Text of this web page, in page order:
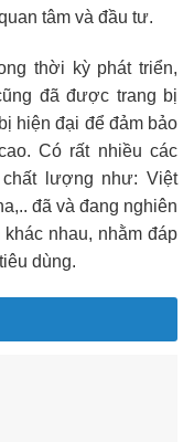
tâm và đầu tư.
thời kỳ phát triển,
đã được trang bị
hiện đại để đảm bảo
Có rất nhiều các
lượng như: Việt
đã và đang nghiên
nhau, nhằm đáp
dùng.